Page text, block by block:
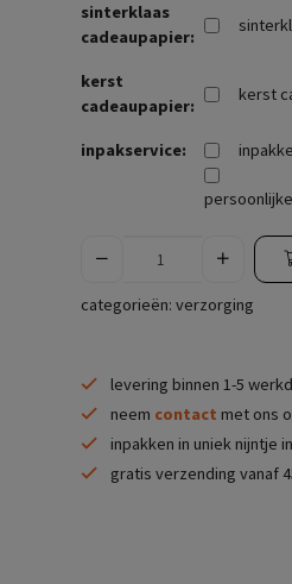
sinterklaas
cadeaupapier:
kerst
cadeaupapier:
kerst
inpakservice:
categorieën: verzorging
levering binnen 1-5
neem contact met ons
inpakken in uniek nijntje
gratis verzending vanaf